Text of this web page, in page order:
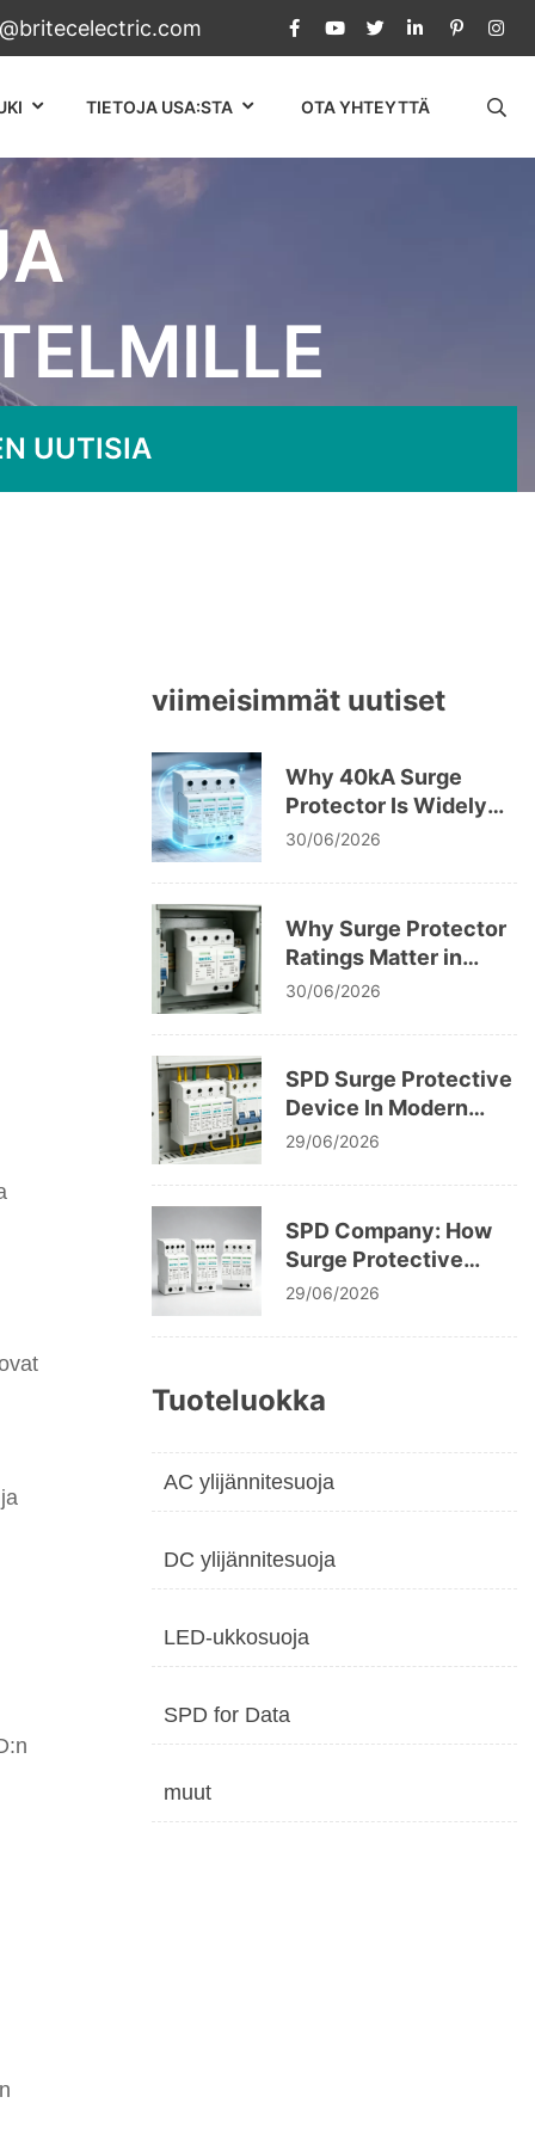
TIETOJA USA:STA OTA YHTEYTTÄ
UUTISIA
viimeisimmät uutiset
Why 40kA Surge
Protector Is Widely
Used in Low Voltage
30/06/2026
Why Surge Protector
Ratings Matter in
Electrical Safety
30/06/2026
SPD Surge Protective
Device In Modern
Electrical System
29/06/2026
SPD Company: How
Surge Protective
Devices Protect
Infrastructure
29/06/2026
Tuoteluokka
AC ylijännitesuoja
DC ylijännitesuoja
LED-ukkosuoja
SPD for Data
muut